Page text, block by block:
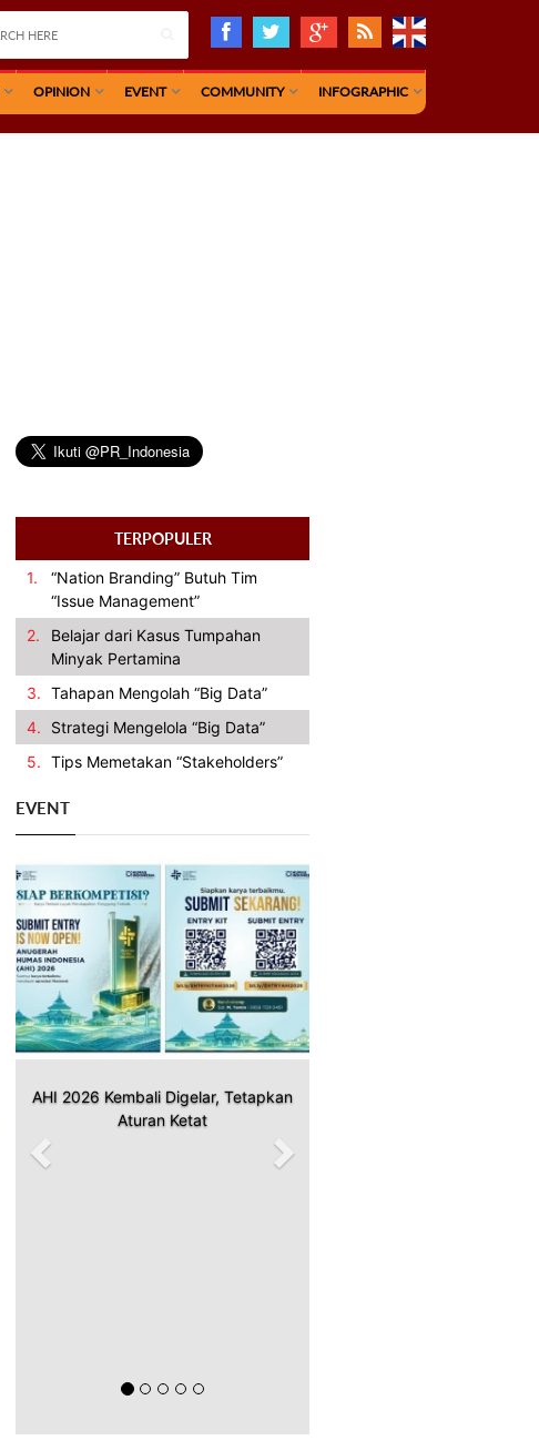
OPINION EVENT COMMUNITY INFOGRAPHIC
TERPOPULER
1.
“Nation Branding” Butuh Tim
“Issue Management”
2.
Belajar dari Kasus Tumpahan
Minyak Pertamina
3. Tahapan Mengolah “Big Data”
4.
Strategi Mengelola “Big Data”
5. Tips Memetakan “Stakeholders”
EVENT
AHI 2026 Kembali Digelar, Tetapkan
Aturan Ketat
Previous Next